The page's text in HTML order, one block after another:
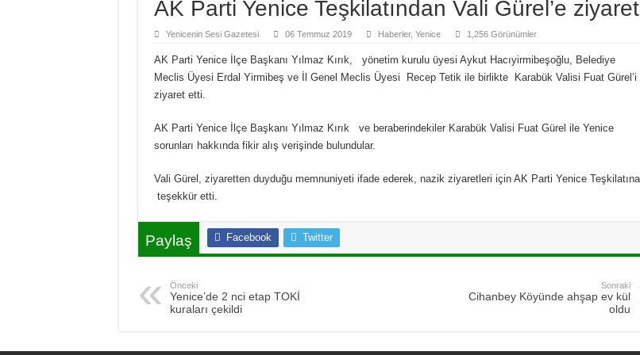
Yeniceliler iftarda buluştu
Sertaş Karakaş Genç Sporculara başarılar diledi
Tüm Yenice’nin Belediye Başkanı Olacağım
Yenice için hızlanma vakti!
Ak Parti Yenice Belediye Başkan adayı Sertaş Karakaş
AK Parti Yenice Teşkilatından Vali Gürel’e ziyaret
Yenicenin Sesi Gazetesi 06 Temmuz 2019 Haberler, Yenice 1,256 Görünümler
AK Parti Yenice İlçe Başkanı Yılmaz Kırık, yönetim kurulu üyesi Aykut Hacıyirmibeşoğlu, Belediye
Meclis Üyesi Erdal Yirmibeş ve İl Genel Meclis Üyesi Recep Tetik ile birlikte Karabük Valisi Fuat Gürel’i
ziyaret etti.
AK Parti Yenice İlçe Başkanı Yılmaz Kırık ve beraberindekiler Karabük Valisi Fuat Gürel ile Yenice
sorunları hakkında fikir alış verişinde bulundular.
Vali Gürel, ziyaretten duyduğu memnuniyeti ifade ederek, nazik ziyaretleri için AK Parti Yenice Teşkilatına
teşekkür etti.
Paylaş Facebook Twitter
Önceki
Yenice’de 2 nci etap TOKİ
kuraları çekildi
Sonraki
Cihanbey Köyünde ahşap ev kül
oldu